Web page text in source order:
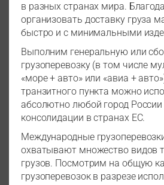
в разных странах мира.
организовать доставку груза
быстро и с минимальными
Выполним генеральную или
грузоперевозку (в том числе
«море + авто» или «авиа +
транзитного пункта можно
абсолютно любой город России
консолидации в странах ЕС.
Международные
охватывают множество видов
грузов. Посмотрим на общую
грузоперевозок в разрезе